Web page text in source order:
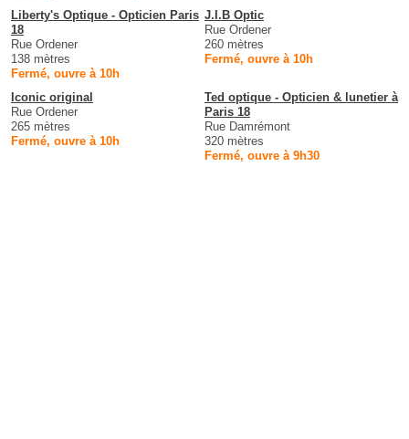
Liberty's Optique - Opticien Paris
18
Rue Ordener
138 mètres
Fermé, ouvre à 10h
J.I.B Optic
Rue Ordener
260 mètres
Fermé, ouvre à 10h
Iconic original
Rue Ordener
265 mètres
Fermé, ouvre à 10h
Ted optique - Opticien & lunetier à
Paris 18
Rue Damrémont
320 mètres
Fermé, ouvre à 9h30